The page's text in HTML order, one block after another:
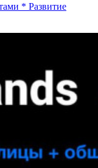
* Развитие